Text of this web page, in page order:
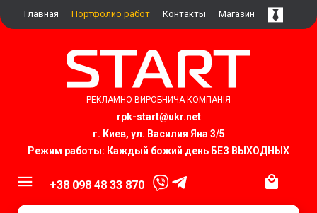
Главная Портфолио работ Контакты Магазин
РЕКЛАМНО ВИРОБНИЧА КОМПАНІЯ
rpk-start@ukr.net​
г. Киев, ул. Василия Яна 3/5
Режим работы: Каждый божий день БЕЗ ВЫХОДНЫХ
+38 098 48 33 870